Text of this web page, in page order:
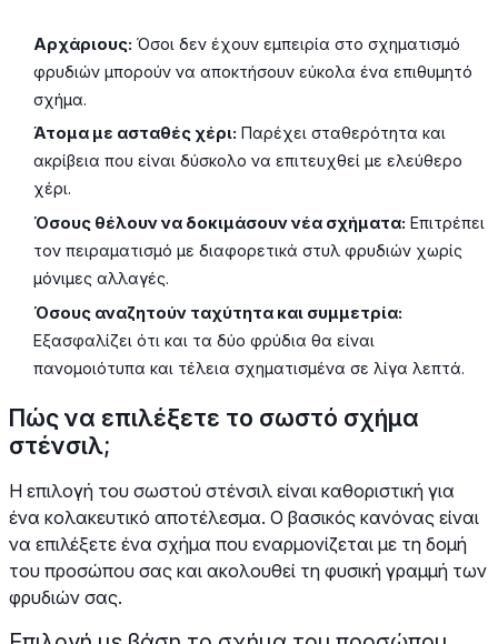
Αρχάριους: Όσοι δεν έχουν εμπειρία στο σχηματισμό
φρυδιών μπορούν να αποκτήσουν εύκολα ένα επιθυμητό
σχήμα.
Άτομα με ασταθές χέρι: Παρέχει σταθερότητα και
ακρίβεια που είναι δύσκολο να επιτευχθεί με ελεύθερο
χέρι.
Όσους θέλουν να δοκιμάσουν νέα σχήματα: Επιτρέπει
τον πειραματισμό με διαφορετικά στυλ φρυδιών χωρίς
μόνιμες αλλαγές.
Όσους αναζητούν ταχύτητα και συμμετρία:
Εξασφαλίζει ότι και τα δύο φρύδια θα είναι
πανομοιότυπα και τέλεια σχηματισμένα σε λίγα λεπτά.
Πώς να επιλέξετε το σωστό σχήμα
στένσιλ;
Η επιλογή του σωστού στένσιλ είναι καθοριστική για
ένα κολακευτικό αποτέλεσμα. Ο βασικός κανόνας είναι
να επιλέξετε ένα σχήμα που εναρμονίζεται με τη δομή
του προσώπου σας και ακολουθεί τη φυσική γραμμή των
φρυδιών σας.